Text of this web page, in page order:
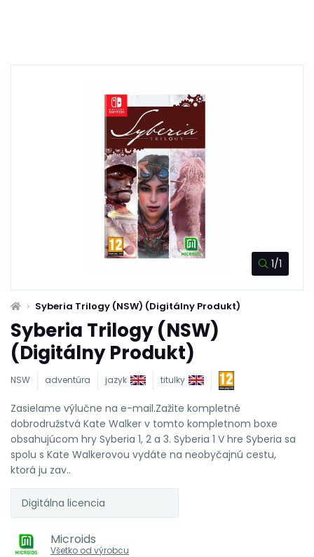
1/1
Syberia Trilogy (NSW) (Digitálny Produkt)
Syberia Trilogy (NSW)
(Digitálny Produkt)
NSW adventúra jazyk titulky
Zasielame výlučne na e-mail.Zažite kompletné
dobrodružstvá Kate Walker v tomto kompletnom boxe
obsahujúcom hry Syberia 1, 2 a 3. Syberia 1 V hre Syberia sa
spolu s Kate Walkerovou vydáte na neobyčajnú cestu,
ktorá ju zav..
Digitálna licencia
Microids
Všetko od výrobcu